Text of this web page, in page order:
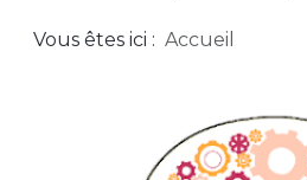
Vous êtes ici : Accueil